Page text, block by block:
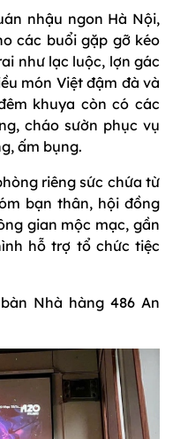
nhậu ngon Hà Nội,
các buổi gặp gỡ kéo
như lạc luộc, lợn gác
món Việt đậm đà và
khuya còn có các
cháo sườn phục vụ
ấm bụng.
riêng sức chứa từ
bạn thân, hội đồng
gian mộc mạc, gần
hỗ trợ tổ chức tiệc
Nhà hàng 486 An